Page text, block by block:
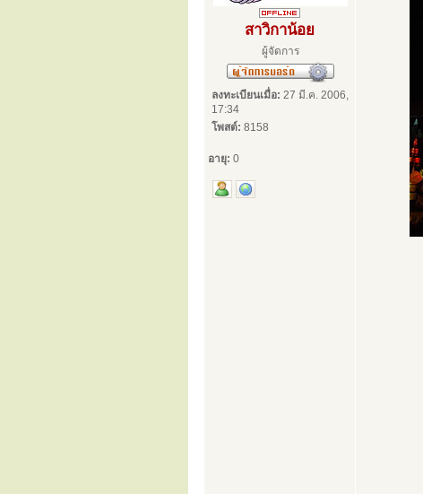
สาวิกาน้อย
ผู้จัดการ
ลงทะเบียนเมื่อ: 27 มี.ค. 2006,
17:34
โพสต์: 8158
อายุ: 0